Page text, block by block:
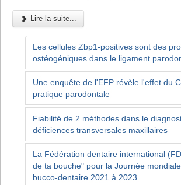
Lire la suite...
Les cellules Zbp1-positives sont des
ostéogéniques dans le ligament
Une enquête de l'EFP révèle l'effet du
pratique parodontale
Fiabilité de 2 méthodes dans le
déficiences transversales maxillaires
La Fédération dentaire international
de ta bouche" pour la Journée
bucco-dentaire 2021 à 2023